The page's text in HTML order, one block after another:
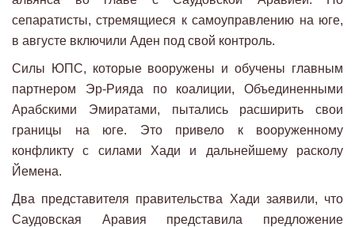
сепаратисты, стремящиеся к самоуправлению на юге,
в августе включили Аден под свой контроль.
Силы ЮПС, которые вооружены и обучены главным
партнером Эр-Рияда по коалиции, Объединенными
Арабскими Эмиратами, пытались расширить свои
границы на юге. Это привело к вооруженному
конфликту с силами Хади и дальнейшему расколу
Йемена.
Два представителя правительства Хади заявили, что
Саудовская Аравия представила предложение